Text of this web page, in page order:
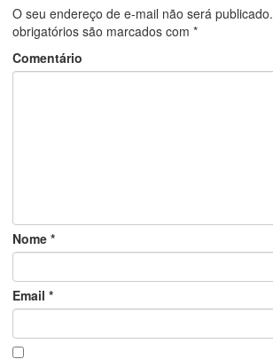
O seu endereço de e-mail não será publicado.
obrigatórios são marcados com *
Comentário
Nome *
Email *